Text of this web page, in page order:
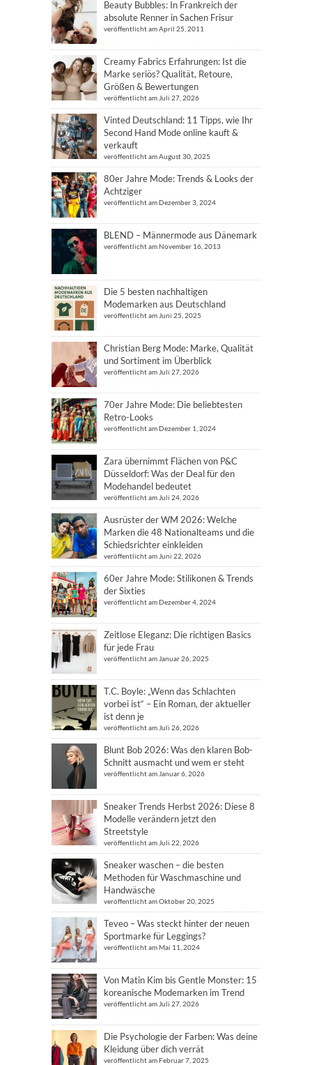
Beauty Bubbles: In Frankreich der
absolute Renner in Sachen Frisur
veröffentlicht am April 25, 2011
Creamy Fabrics Erfahrungen: Ist die
Marke seriös? Qualität, Retoure,
Größen & Bewertungen
veröffentlicht am Juli 27, 2026
Vinted Deutschland: 11 Tipps, wie Ihr
Second Hand Mode online kauft &
verkauft
veröffentlicht am August 30, 2025
80er Jahre Mode: Trends & Looks der
Achtziger
veröffentlicht am Dezember 3, 2024
BLEND – Männermode aus Dänemark
veröffentlicht am November 16, 2013
Die 5 besten nachhaltigen
Modemarken aus Deutschland
veröffentlicht am Juni 25, 2025
Christian Berg Mode: Marke, Qualität
und Sortiment im Überblick
veröffentlicht am Juli 27, 2026
70er Jahre Mode: Die beliebtesten
Retro-Looks
veröffentlicht am Dezember 1, 2024
Zara übernimmt Flächen von P&C
Düsseldorf: Was der Deal für den
Modehandel bedeutet
veröffentlicht am Juli 24, 2026
Ausrüster der WM 2026: Welche
Marken die 48 Nationalteams und die
Schiedsrichter einkleiden
veröffentlicht am Juni 22, 2026
60er Jahre Mode: Stilikonen & Trends
der Sixties
veröffentlicht am Dezember 4, 2024
Zeitlose Eleganz: Die richtigen Basics
für jede Frau
veröffentlicht am Januar 26, 2025
T.C. Boyle: „Wenn das Schlachten
vorbei ist“ – Ein Roman, der aktueller
ist denn je
veröffentlicht am Juli 26, 2026
Blunt Bob 2026: Was den klaren Bob-
Schnitt ausmacht und wem er steht
veröffentlicht am Januar 6, 2026
Sneaker Trends Herbst 2026: Diese 8
Modelle verändern jetzt den
Streetstyle
veröffentlicht am Juli 22, 2026
Sneaker waschen – die besten
Methoden für Waschmaschine und
Handwäsche
veröffentlicht am Oktober 20, 2025
Teveo – Was steckt hinter der neuen
Sportmarke für Leggings?
veröffentlicht am Mai 11, 2024
Von Matin Kim bis Gentle Monster: 15
koreanische Modemarken im Trend
veröffentlicht am Juli 27, 2026
Die Psychologie der Farben: Was deine
Kleidung über dich verrät
veröffentlicht am Februar 7, 2025